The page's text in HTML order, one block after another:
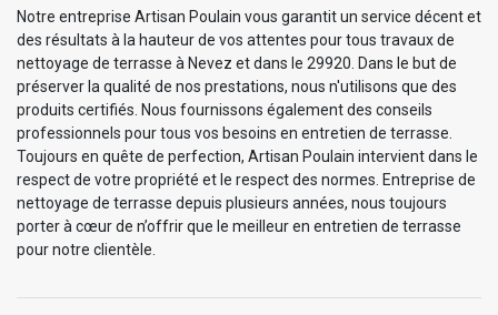
Notre entreprise Artisan Poulain vous garantit un service décent et
des résultats à la hauteur de vos attentes pour tous travaux de
nettoyage de terrasse à Nevez et dans le 29920. Dans le but de
préserver la qualité de nos prestations, nous n'utilisons que des
produits certifiés. Nous fournissons également des conseils
professionnels pour tous vos besoins en entretien de terrasse.
Toujours en quête de perfection, Artisan Poulain intervient dans le
respect de votre propriété et le respect des normes. Entreprise de
nettoyage de terrasse depuis plusieurs années, nous toujours
porter à cœur de n’offrir que le meilleur en entretien de terrasse
pour notre clientèle.